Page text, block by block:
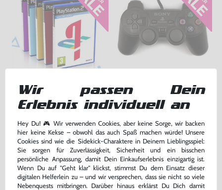
Wundertüte: 5 Original PS2
Spiele
gebraucht
nur24,99 €
Warenkorb
Original Dualshock 2 Controller
SCPH-10010 #schwarz [Sony]
sehr guter Zustand, gebraucht
nur55,99 €
Warenkorb
Wir passen Dein
Erlebnis individuell an
Hey Du! 🎮 Wir verwenden Cookies, aber keine Sorge, wir backen
hier keine Kekse – obwohl das auch Spaß machen würde! Unsere
Cookies sind wie die Sidekick-Charaktere in Deinem Lieblingsspiel:
Sie sorgen für Zuverlässigkeit, Sicherheit und ein bisschen
persönliche Anpassung, damit Dein Einkaufserlebnis einzigartig ist.
Wenn Du auf "Geht klar" klickst, stimmst Du dem Einsatz dieser
digitalen Helferlein zu – und wir versprechen, dass sie nicht so viele
Nebenquests mitbringen. Darüber hinaus erklärst Du Dich damit